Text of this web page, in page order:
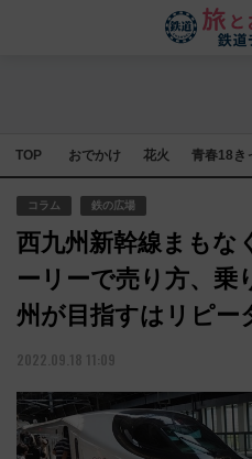
TOP おでかけ 花火 青春18き
コラム 鉄の広場
西九州新幹線まもな
ーリーで売り方、
州が目指すはリピー
2022.09.18 11:09